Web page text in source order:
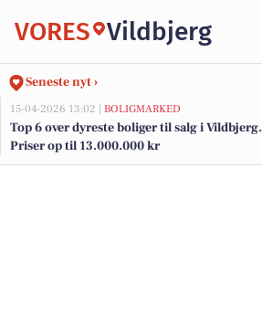
VORES Vildbjerg
Seneste nyt ›
15-04-2026 13:02 | BOLIGMARKED
Top 6 over dyreste boliger til salg i Vildbjerg.
Priser op til 13.000.000 kr